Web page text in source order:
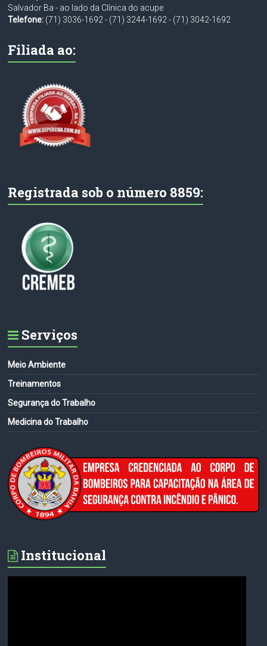
Salvador Ba - ao lado da Clínica do acupe
Telefone: (71) 3036-1692- (71) 3244-1692- (71) 3042-1692
Filiada ao:
Registrada sob o número 8859:
Serviços
Meio Ambiente
Treinamentos
Segurança do Trabalho
Medicina do Trabalho
Institucional